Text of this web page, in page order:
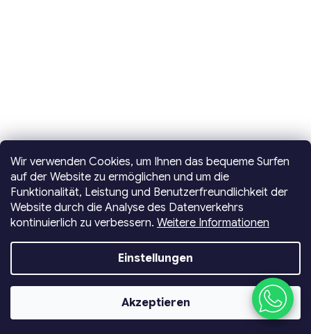
Wir verwenden Cookies, um Ihnen das bequeme Surfen
auf der Website zu ermöglichen und um die
Funktionalität, Leistung und Benutzerfreundlichkeit der
Website durch die Analyse des Datenverkehrs
kontinuierlich zu verbessern. Weitere Informationen
Einstellungen
Akzeptieren
Erstellt von Shoptet
Copyright 2026Dencop Lighting spol. s r.o.. Alle
Rechte vorbehalten.